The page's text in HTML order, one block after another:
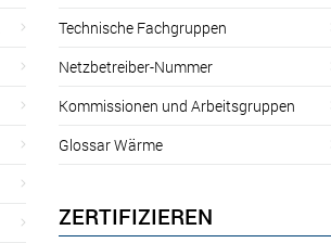
Technische Fachgruppen
Netzbetreiber-Nummer
Kommissionen und Arbeitsgruppen
Glossar Wärme
ZERTIFIZIEREN